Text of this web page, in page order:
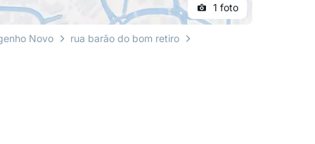
1 foto
Novo
rua barão do bom retiro